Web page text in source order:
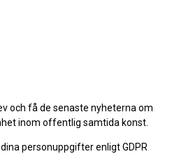
och få de senaste nyheterna om
inom offentlig samtida konst.
personuppgifter enligt GDPR